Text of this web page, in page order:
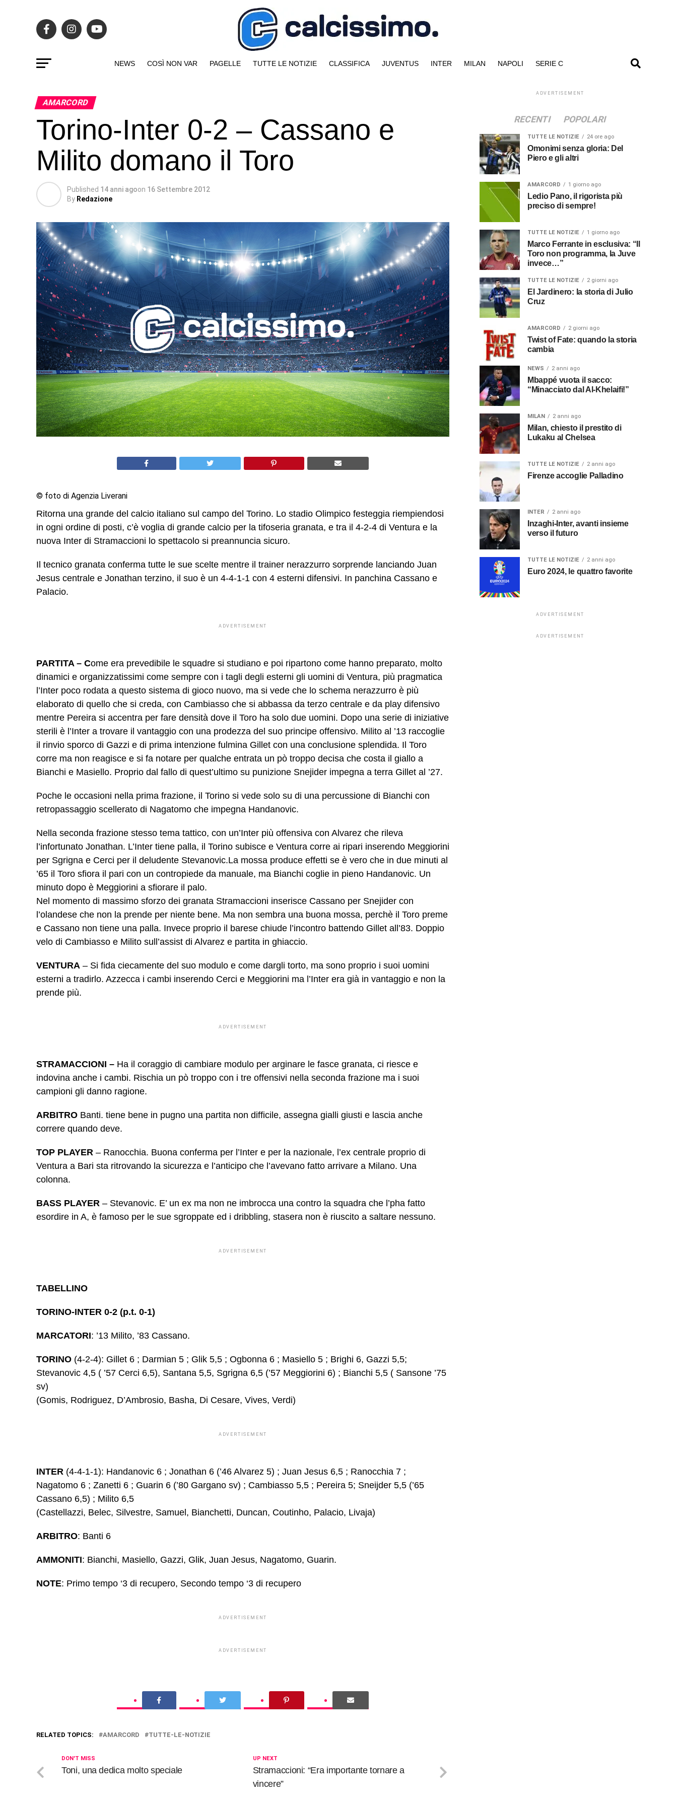
NEWS COSÌ NON VAR PAGELLE TUTTE LE NOTIZIE CLASSIFICA JUVENTUS INTER MILAN NAPOLI SERIE C
AMARCORD
Torino-Inter 0-2 – Cassano e
Milito domano il Toro
Published 14 anni agoon 16 Settembre 2012
By Redazione
© foto di Agenzia Liverani
Ritorna una grande del calcio italiano sul campo del Torino. Lo stadio Olimpico festeggia riempiendosi
in ogni ordine di posti, c’è voglia di grande calcio per la tifoseria granata, e tra il 4-2-4 di Ventura e la
nuova Inter di Stramaccioni lo spettacolo si preannuncia sicuro.
Il tecnico granata conferma tutte le sue scelte mentre il trainer nerazzurro sorprende lanciando Juan
Jesus centrale e Jonathan terzino, il suo è un 4-4-1-1 con 4 esterni difensivi. In panchina Cassano e
Palacio.
ADVERTISEMENT
PARTITA – Come era prevedibile le squadre si studiano e poi ripartono come hanno preparato, molto
dinamici e organizzatissimi come sempre con i tagli degli esterni gli uomini di Ventura, più pragmatica
l’Inter poco rodata a questo sistema di gioco nuovo, ma si vede che lo schema nerazzurro è più
elaborato di quello che si creda, con Cambiasso che si abbassa da terzo centrale e da play difensivo
mentre Pereira si accentra per fare densità dove il Toro ha solo due uomini. Dopo una serie di iniziative
sterili è l’Inter a trovare il vantaggio con una prodezza del suo principe offensivo. Milito al ’13 raccoglie
il rinvio sporco di Gazzi e di prima intenzione fulmina Gillet con una conclusione splendida. Il Toro
corre ma non reagisce e si fa notare per qualche entrata un pò troppo decisa che costa il giallo a
Bianchi e Masiello. Proprio dal fallo di quest’ultimo su punizione Snejider impegna a terra Gillet al ’27.
Poche le occasioni nella prima frazione, il Torino si vede solo su di una percussione di Bianchi con
retropassaggio scellerato di Nagatomo che impegna Handanovic.
Nella seconda frazione stesso tema tattico, con un’Inter più offensiva con Alvarez che rileva
l’infortunato Jonathan. L’Inter tiene palla, il Torino subisce e Ventura corre ai ripari inserendo Meggiorini
per Sgrigna e Cerci per il deludente Stevanovic.La mossa produce effetti se è vero che in due minuti al
’65 il Toro sfiora il pari con un contropiede da manuale, ma Bianchi coglie in pieno Handanovic. Un
minuto dopo è Meggiorini a sfiorare il palo.
Nel momento di massimo sforzo dei granata Stramaccioni inserisce Cassano per Snejider con
l’olandese che non la prende per niente bene. Ma non sembra una buona mossa, perchè il Toro preme
e Cassano non tiene una palla. Invece proprio il barese chiude l’incontro battendo Gillet all’83. Doppio
velo di Cambiasso e Milito sull’assist di Alvarez e partita in ghiaccio.
VENTURA – Si fida ciecamente del suo modulo e come dargli torto, ma sono proprio i suoi uomini
esterni a tradirlo. Azzecca i cambi inserendo Cerci e Meggiorini ma l’Inter era già in vantaggio e non la
prende più.
ADVERTISEMENT
STRAMACCIONI – Ha il coraggio di cambiare modulo per arginare le fasce granata, ci riesce e
indovina anche i cambi. Rischia un pò troppo con i tre offensivi nella seconda frazione ma i suoi
campioni gli danno ragione.
ARBITRO Banti. tiene bene in pugno una partita non difficile, assegna gialli giusti e lascia anche
correre quando deve.
TOP PLAYER – Ranocchia. Buona conferma per l’Inter e per la nazionale, l’ex centrale proprio di
Ventura a Bari sta ritrovando la sicurezza e l’anticipo che l’avevano fatto arrivare a Milano. Una
colonna.
BASS PLAYER – Stevanovic. E’ un ex ma non ne imbrocca una contro la squadra che l’pha fatto
esordire in A, è famoso per le sue sgroppate ed i dribbling, stasera non è riuscito a saltare nessuno.
ADVERTISEMENT
TABELLINO
TORINO-INTER 0-2 (p.t. 0-1)
MARCATORI: ’13 Milito, ’83 Cassano.
TORINO (4-2-4): Gillet 6 ; Darmian 5 ; Glik 5,5 ; Ogbonna 6 ; Masiello 5 ; Brighi 6, Gazzi 5,5;
Stevanovic 4,5 ( ’57 Cerci 6,5), Santana 5,5, Sgrigna 6,5 (’57 Meggiorini 6) ; Bianchi 5,5 ( Sansone ’75
sv)
(Gomis, Rodriguez, D’Ambrosio, Basha, Di Cesare, Vives, Verdi)
ADVERTISEMENT
INTER (4-4-1-1): Handanovic 6 ; Jonathan 6 (’46 Alvarez 5) ; Juan Jesus 6,5 ; Ranocchia 7 ;
Nagatomo 6 ; Zanetti 6 ; Guarin 6 (’80 Gargano sv) ; Cambiasso 5,5 ; Pereira 5; Sneijder 5,5 (’65
Cassano 6,5) ; Milito 6,5
(Castellazzi, Belec, Silvestre, Samuel, Bianchetti, Duncan, Coutinho, Palacio, Livaja)
ARBITRO: Banti 6
AMMONITI: Bianchi, Masiello, Gazzi, Glik, Juan Jesus, Nagatomo, Guarin.
NOTE: Primo tempo ‘3 di recupero, Secondo tempo ‘3 di recupero
ADVERTISEMENT
ADVERTISEMENT
RELATED TOPICS: AMARCORD TUTTE-LE-NOTIZIE
UP NEXT
Stramaccioni: “Era importante tornare a
vincere”
DON'T MISS
Toni, una dedica molto speciale
ADVERTISEMENT
RECENTI POPOLARI
TUTTE LE NOTIZIE 24 ore ago
Omonimi senza gloria: Del
Piero e gli altri
AMARCORD 1 giorno ago
Ledio Pano, il rigorista più
preciso di sempre!
TUTTE LE NOTIZIE 1 giorno ago
Marco Ferrante in esclusiva: “Il
Toro non programma, la Juve
invece…”
TUTTE LE NOTIZIE 2 giorni ago
El Jardinero: la storia di Julio
Cruz
AMARCORD 2 giorni ago
Twist of Fate: quando la storia
cambia
NEWS 2 anni ago
Mbappé vuota il sacco:
“Minacciato dal Al-Khelaifi!”
MILAN 2 anni ago
Milan, chiesto il prestito di
Lukaku al Chelsea
TUTTE LE NOTIZIE 2 anni ago
Firenze accoglie Palladino
INTER 2 anni ago
Inzaghi-Inter, avanti insieme
verso il futuro
TUTTE LE NOTIZIE 2 anni ago
Euro 2024, le quattro favorite
ADVERTISEMENT
ADVERTISEMENT